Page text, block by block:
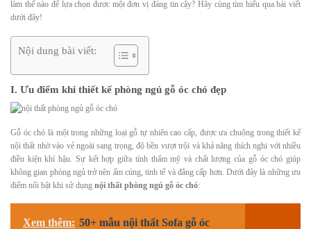
làm thế nào để lựa chọn được một đơn vị đáng tin cậy? Hãy cùng tìm hiểu qua bài viết
dưới đây!
Nội dung bài viết:
I. Ưu điểm khi thiết kế phòng ngủ gỗ óc chó đẹp
Gỗ óc chó là một trong những loại gỗ tự nhiên cao cấp, được ưa chuộng trong thiết kế
nội thất nhờ vào vẻ ngoài sang trọng, độ bền vượt trội và khả năng thích nghi với nhiều
điều kiện khí hậu. Sự kết hợp giữa tính thẩm mỹ và chất lượng của gỗ óc chó giúp
không gian phòng ngủ trở nên ấm cúng, tinh tế và đẳng cấp hơn. Dưới đây là những ưu
điểm nổi bật khi sử dụng nội thất phòng ngủ gỗ óc chó:
Xem thêm: 50+ mẫu nội thất Sofa gỗ óc